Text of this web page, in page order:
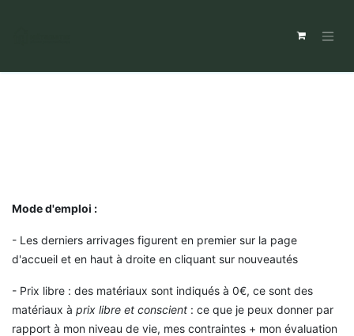
Mode d'emploi :
- Les derniers arrivages figurent en premier sur la page
d'accueil et en haut à droite en cliquant sur nouveautés
- Prix libre : des matériaux sont indiqués à 0€, ce sont des
matériaux à prix libre et conscient : ce que je peux donner par
rapport à mon niveau de vie, mes contraintes + mon évaluation